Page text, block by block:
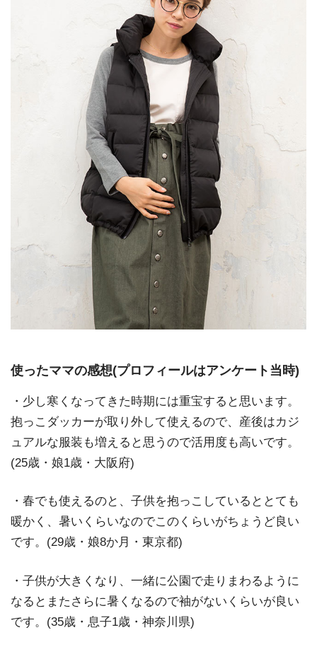
使ったママの感想(プロフィールはアンケート当時)
・少し寒くなってきた時期には重宝すると思います。
抱っこダッカーが取り外して使えるので、産後はカジ
ュアルな服装も増えると思うので活用度も高いです。
(25歳・娘1歳・大阪府)
・春でも使えるのと、子供を抱っこしているととても
暖かく、暑いくらいなのでこのくらいがちょうど良い
です。(29歳・娘8か月・東京都)
・子供が大きくなり、一緒に公園で走りまわるように
なるとまたさらに暑くなるので袖がないくらいが良い
です。(35歳・息子1歳・神奈川県)